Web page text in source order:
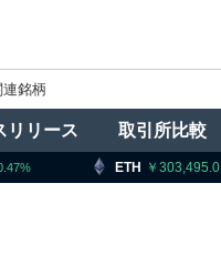
銘柄
リリース 取引所比較
ETH 303,495.0